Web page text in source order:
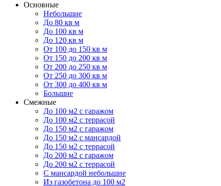
Основные
Небольшие
До 80 кв м
До 100 кв м
До 120 кв м
От 100 до 150 кв м
От 150 до 200 кв м
От 200 до 250 кв м
От 250 до 300 кв м
От 300 до 400 кв м
Большие
Смежные
До 100 м2 с гаражом
До 100 м2 с террасой
До 150 м2 с гаражом
До 150 м2 с мансардой
До 150 м2 с террасой
До 200 м2 с гаражом
До 200 м2 с террасой
С мансардой небольшие
Из газобетона до 100 м2